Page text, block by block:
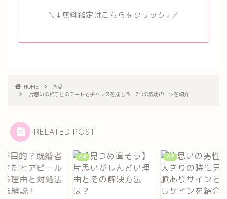
＼↓無料鑑定はこちらをクリック↓／
HOME
恋愛
片思いの相手とのデートでチャンスを掴もう！7つの成功のコツを紹介
RELATED POST
恋愛 恋愛